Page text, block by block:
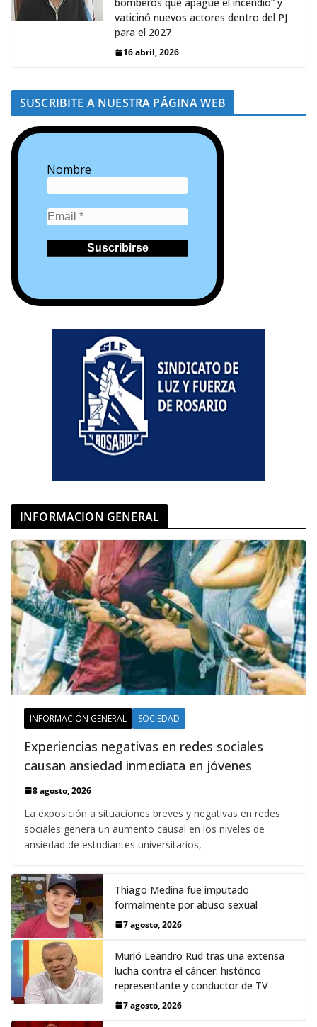
vaticinó nuevos actores dentro del PJ
para el 2027
16 abril, 2026
SUSCRIBITE A NUESTRA PÁGINA WEB
Nombre
INFORMACION GENERAL
INFORMACIÓN GENERAL SOCIEDAD
Experiencias negativas en redes sociales
causan ansiedad inmediata en jóvenes
8 agosto, 2026
La exposición a situaciones breves y negativas en redes
sociales genera un aumento causal en los niveles de
ansiedad de estudiantes universitarios,
Thiago Medina fue imputado
formalmente por abuso sexual
7 agosto, 2026
Murió Leandro Rud tras una extensa
lucha contra el cáncer: histórico
representante y conductor de TV
7 agosto, 2026